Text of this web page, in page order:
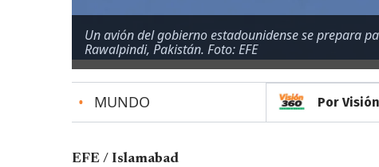
Un avión del gobierno estadounidense se prepara
Rawalpindi, Pakistán. Foto: EFE
• MUNDO Por
EFE / Islamabad